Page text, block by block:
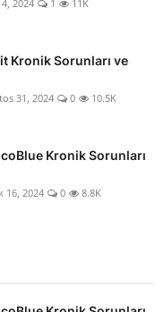
2024 1 11K
Kronik Sorunları ve
31, 2024 0 10.5K
Kronik Sorunları
16, 2024 0 8.8K